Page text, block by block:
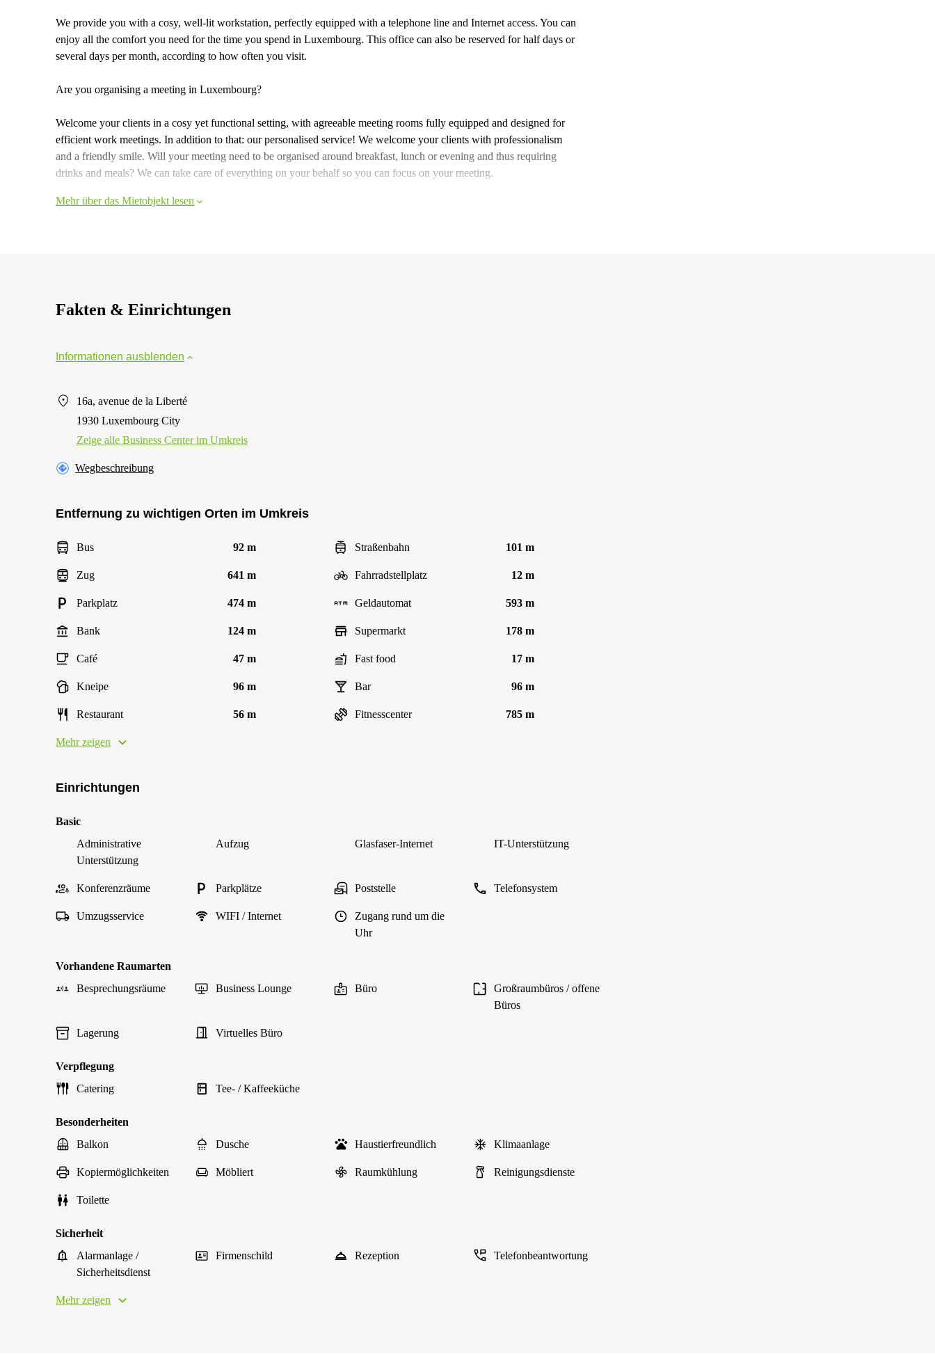
We provide you with a cosy, well-lit workstation, perfectly equipped with a telephone line and Internet access. You can
enjoy all the comfort you need for the time you spend in Luxembourg. This office can also be reserved for half days or
several days per month, according to how often you visit.
Are you organising a meeting in Luxembourg?
Welcome your clients in a cosy yet functional setting, with agreeable meeting rooms fully equipped and designed for
efficient work meetings. In addition to that: our personalised service! We welcome your clients with professionalism
and a friendly smile. Will your meeting need to be organised around breakfast, lunch or evening and thus requiring
drinks and meals? We can take care of everything on your behalf so you can focus on your meeting.
Mehr über das Mietobjekt lesen
Fakten & Einrichtungen
Informationen ausblenden
16a, avenue de la Liberté
1930 Luxembourg City
Zeige alle Business Center im Umkreis
Wegbeschreibung
Entfernung zu wichtigen Orten im Umkreis
Bus 92 m Straßenbahn 101 m
Zug 641 m Fahrradstellplatz 12 m
Parkplatz 474 m Geldautomat 593 m
Bank 124 m Supermarkt 178 m
Café 47 m Fast food 17 m
Kneipe 96 m Bar 96 m
Restaurant 56 m Fitnesscenter 785 m
Mehr zeigen
Einrichtungen
Basic
Administrative
Unterstützung
Aufzug Glasfaser-Internet IT-Unterstützung
Konferenzräume Parkplätze Poststelle Telefonsystem
Umzugsservice WIFI / Internet
Zugang rund um die
Uhr
Vorhandene Raumarten
Besprechungsräume
Business Lounge Büro
Großraumbüros / offene
Büros
Lagerung Virtuelles Büro
Verpflegung
Catering
Tee- / Kaffeeküche
Besonderheiten
Balkon
Dusche Haustierfreundlich Klimaanlage
Kopiermöglichkeiten Möbliert Raumkühlung Reinigungsdienste
Toilette
Sicherheit
Alarmanlage /
Sicherheitsdienst
Firmenschild Rezeption Telefonbeantwortung
Mehr zeigen